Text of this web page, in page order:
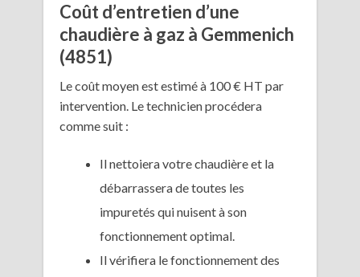
Coût d’entretien d’une
chaudière à gaz à Gemmenich
(4851)
Le coût moyen est estimé à 100 € HT par
intervention. Le technicien procédera
comme suit :
Il nettoiera votre chaudière et la
débarrassera de toutes les
impuretés qui nuisent à son
fonctionnement optimal.
Il vérifiera le fonctionnement des